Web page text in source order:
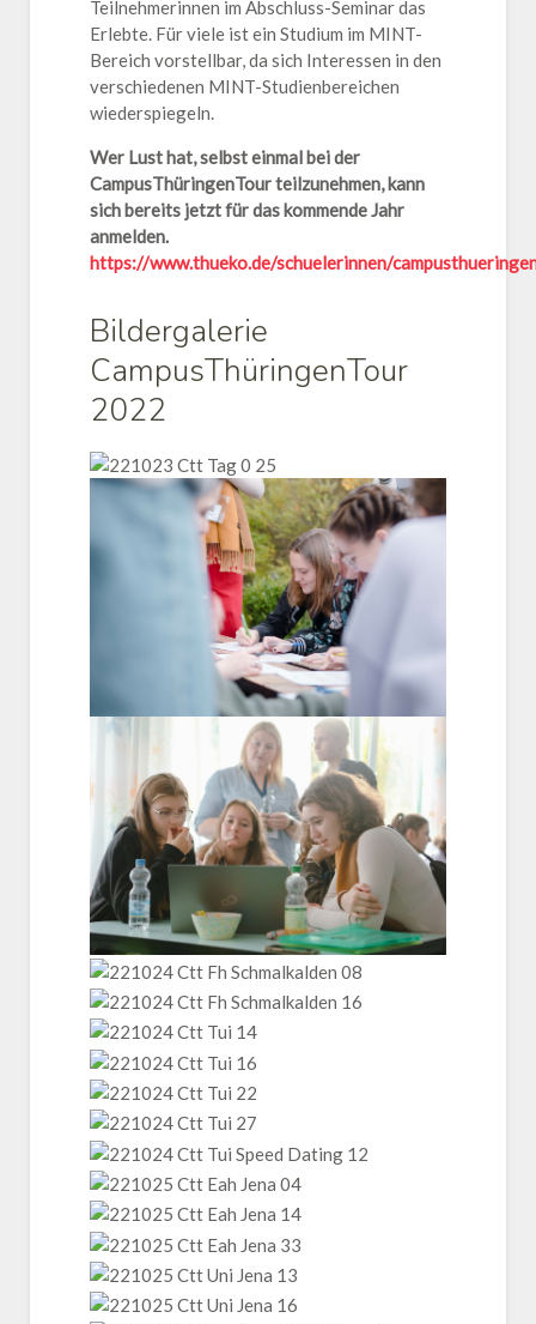
Teilnehmerinnen im Abschluss-Seminar das
Erlebte. Für viele ist ein Studium im MINT-
Bereich vorstellbar, da sich Interessen in den
verschiedenen MINT-Studienbereichen
wiederspiegeln.
Wer Lust hat, selbst einmal bei der
CampusThüringenTour teilzunehmen, kann
sich bereits jetzt für das kommende Jahr
anmelden.
https://www.thueko.de/schuelerinnen/
Bildergalerie
CampusThüringenTour
2022